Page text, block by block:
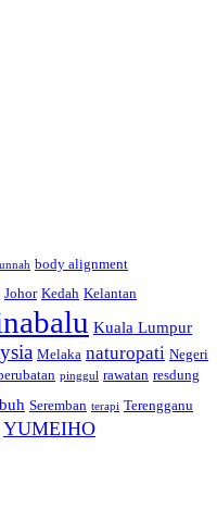
body alignment
Johor Kedah Kelantan
Kuala Lumpur
Melaka naturopati Negeri
pinggul rawatan resdung
Seremban terapi Terengganu
YUMEIHO